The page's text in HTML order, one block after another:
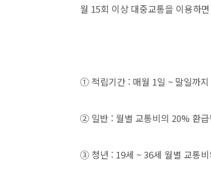
월 15회 이상 대중교통을 이용하
① 적립기간 : 매월 1일 ~ 말일까지
② 일반 : 월별 교통비의 20% 환급
③ 청년 : 19세 ~ 36세 월별 교통